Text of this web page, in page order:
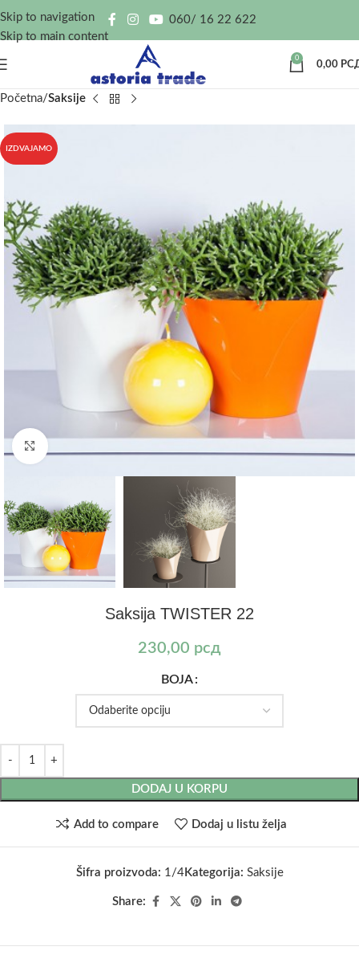
Skip to navigation
Skip to main content
060/ 16 22 622
0
0,00
Početna Saksije
IZDVAJAMO
Saksija TWISTER 22
230,00 рсд
BOJA
DODAJ U KORPU
Add to compare Dodaj u listu želja
Šifra proizvoda: 1/4Kategorija: Saksije
Share: